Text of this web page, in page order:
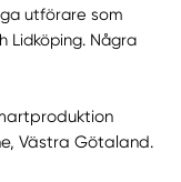
utförare som
Lidköping. Några
Västra Götaland.